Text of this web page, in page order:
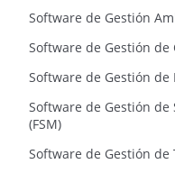
Software de Gestión
Software de Gestión
Software de Gestión
Software de Gestión de
(FSM)
Software de Gestión